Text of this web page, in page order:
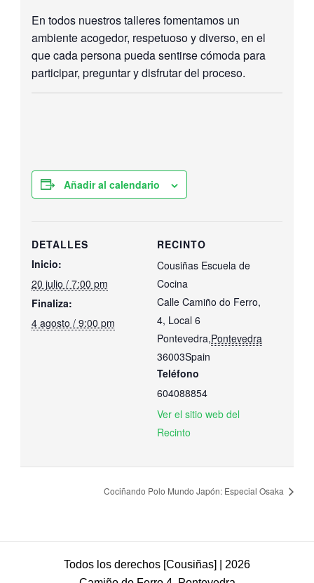
En todos nuestros talleres fomentamos un
ambiente acogedor, respetuoso y diverso, en el
que cada persona pueda sentirse cómoda para
participar, preguntar y disfrutar del proceso.
Añadir al calendario
DETALLES
Inicio:
20 julio / 7:00 pm
Finaliza:
4 agosto / 9:00 pm
RECINTO
Cousiñas Escuela de
Cocina
Calle Camiño do Ferro,
4, Local 6
Pontevedra,Pontevedra
36003Spain
Teléfono
604088854
Ver el sitio web del
Recinto
Cociñando Polo Mundo Japón: Especial Osaka
Todos los derechos [Cousiñas] | 2026